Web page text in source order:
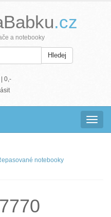
.cz
a notebooky
Hledej
0,-
notebooky